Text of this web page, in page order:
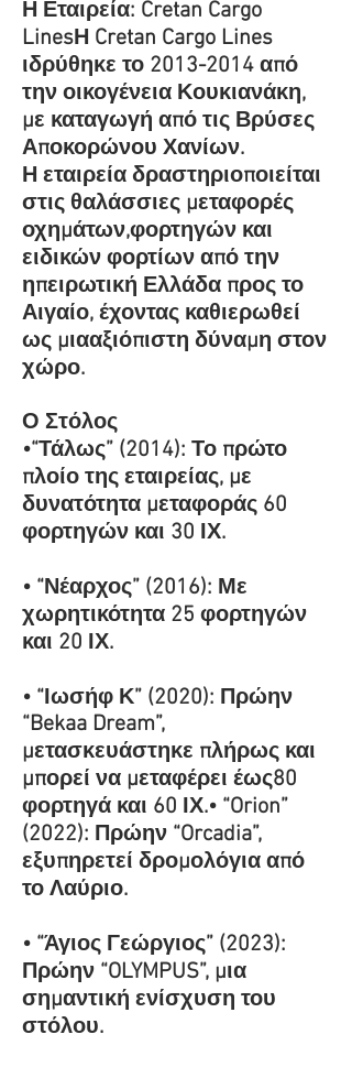
Η Εταιρεία: Cretan Cargo
LinesΗ Cretan Cargo Lines
ιδρύθηκε το 2013-2014 από
την οικογένεια Κουκιανάκη,
με καταγωγή από τις Βρύσες
Αποκορώνου Χανίων.
Η εταιρεία δραστηριοποιείται
στις θαλάσσιες μεταφορές
οχημάτων,φορτηγών και
ειδικών φορτίων από την
ηπειρωτική Ελλάδα προς το
Αιγαίο, έχοντας καθιερωθεί
ως μιααξιόπιστη δύναμη στον
χώρο.
Ο Στόλος
•“Τάλως” (2014): Το πρώτο
πλοίο της εταιρείας, με
δυνατότητα μεταφοράς 60
φορτηγών και 30 ΙΧ.
• “Νέαρχος” (2016): Με
χωρητικότητα 25 φορτηγών
και 20 ΙΧ.
• “Ιωσήφ Κ” (2020): Πρώην
“Bekaa Dream”,
μετασκευάστηκε πλήρως και
μπορεί να μεταφέρει έως80
φορτηγά και 60 ΙΧ.• “Orion”
(2022): Πρώην “Orcadia”,
εξυπηρετεί δρομολόγια από
το Λαύριο.
• “Άγιος Γεώργιος” (2023):
Πρώην “OLYMPUS”, μια
σημαντική ενίσχυση του
στόλου.